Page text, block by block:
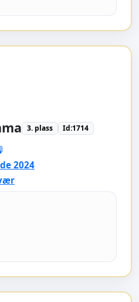
3. plass Id:1714
2024